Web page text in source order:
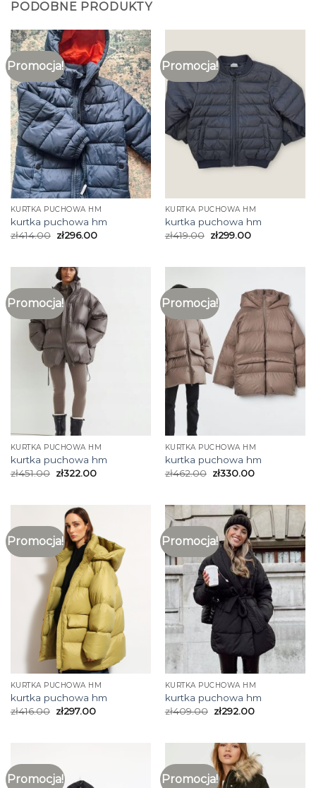
PODOBNE PRODUKTY
Promocja!
KURTKA PUCHOWA HM
kurtka puchowa hm
zł414.00 zł296.00
Promocja!
KURTKA PUCHOWA HM
kurtka puchowa hm
zł419.00 zł299.00
Promocja!
KURTKA PUCHOWA HM
kurtka puchowa hm
zł451.00 zł322.00
Promocja!
KURTKA PUCHOWA HM
kurtka puchowa hm
zł462.00 zł330.00
Promocja!
KURTKA PUCHOWA HM
kurtka puchowa hm
zł416.00 zł297.00
Promocja!
KURTKA PUCHOWA HM
kurtka puchowa hm
zł409.00 zł292.00
Promocja! Promocja!